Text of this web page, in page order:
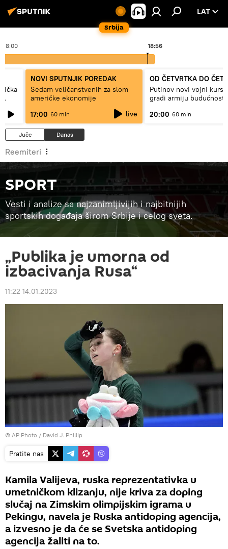
Srbija
LAT
18:00 18:56
NOVI SPUTNJIK POREDAK
Sedam veličanstvenih za slom
američke ekonomije
17:00 60 min live
OD ČETVRTKA DO
Putinov novi vojni kurs
gradi armiju budućnosti
20:00 60 min
Juče Danas
Reemiteri
SPORT
Vesti i analize sa najzanimljivijih i najbitnijih
sportskih događaja širom Srbije i celog sveta.
„Publika je umorna od
izbacivanja Rusa“
11:22 14.01.2023
© AP Photo / David J. Phillip
Pratite nas
Kamila Valijeva, ruska reprezentativka u
umetničkom klizanju, nije kriva za doping
slučaj na Zimskim olimpijskim igrama u
Pekingu, navela je Ruska antidoping agencija,
a izvesno je da će se Svetska antidoping
agencija žaliti na to.